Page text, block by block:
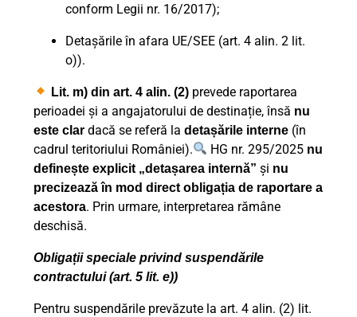
conform Legii nr. 16/2017);
Detașările în afara UE/SEE (art. 4 alin. 2 lit.
o)).
Lit. m) din art. 4 alin. (2) prevede raportarea
perioadei și a angajatorului de destinație, însă nu
este clar dacă se referă la detașările interne (în
cadrul teritoriului României).
HG nr. 295/2025 nu
definește explicit „detașarea internă” și nu
precizează în mod direct obligația de raportare a
acestora. Prin urmare, interpretarea rămâne
deschisă.
Obligații speciale privind suspendările
contractului (art. 5 lit. e))
Pentru suspendările prevăzute la art. 4 alin. (2) lit.